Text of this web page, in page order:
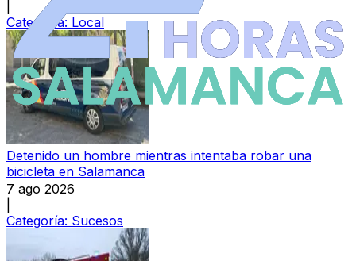
Categoría: Local
Detenido un hombre mientras intentaba robar una
bicicleta en Salamanca
7 ago 2026
Categoría: Sucesos